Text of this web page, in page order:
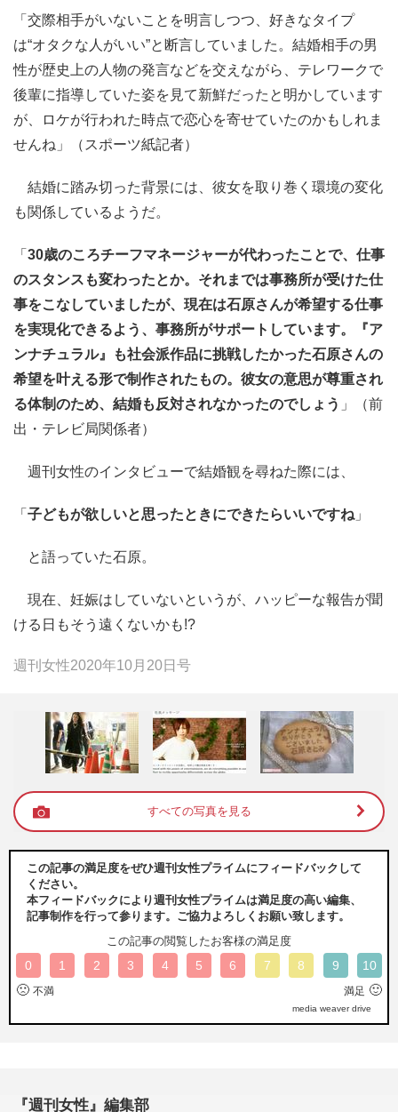
「交際相手がいないことを明言しつつ、好きなタイプ
は“オタクな人がいい”と断言していました。結婚相手の男
性が歴史上の人物の発言などを交えながら、テレワークで
後輩に指導していた姿を見て新鮮だったと明かしています
が、ロケが行われた時点で恋心を寄せていたのかもしれま
せんね」（スポーツ紙記者）
結婚に踏み切った背景には、彼女を取り巻く環境の変化
も関係しているようだ。
「 30歳のころチーフマネージャーが代わったことで、仕事
のスタンスも変わったとか。それまでは事務所が受けた仕
事をこなしていましたが、現在は石原さんが希望する仕事
を実現化できるよう、事務所がサポートしています。『ア
ンナチュラル』も社会派作品に挑戦したかった石原さんの
希望を叶える形で制作されたもの。彼女の意思が尊重され
る体制のため、結婚も反対されなかったのでしょう 」（前
出・テレビ局関係者）
週刊女性のインタビューで結婚観を尋ねた際には、
「 子どもが欲しいと思ったときにできたらいいですね」
と語っていた石原。
現在、妊娠はしていないというが、ハッピーな報告が聞
ける日もそう遠くないかも!?
週刊女性2020年10月20日号
すべての写真を見る
この記事の満足度をぜひ週刊女性プライムにフィードバックして
ください。
本フィードバックにより週刊女性プライムは満足度の高い編集、
記事制作を行って参ります。ご協力よろしくお願い致します。
この記事の閲覧したお客様の満足度
0 1 2 3 4 5 6 7 8 9 10
🙁 不満 満足 🙂
media weaver drive
『週刊女性』編集部